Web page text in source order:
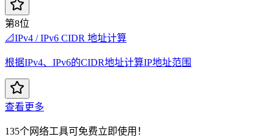
第8位
📐IPv4 / IPv6 CIDR 地址计算
根据IPv4、IPv6的CIDR地址计算IP地址范围
查看更多
135个网络工具可免费立即使用！